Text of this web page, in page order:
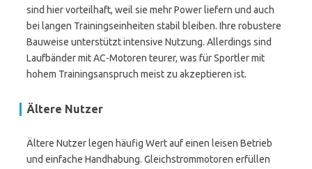
sind hier vorteilhaft, weil sie mehr Power liefern und auch
bei langen Trainingseinheiten stabil bleiben. Ihre robustere
Bauweise unterstützt intensive Nutzung. Allerdings sind
Laufbänder mit AC-Motoren teurer, was für Sportler mit
hohem Trainingsanspruch meist zu akzeptieren ist.
Ältere Nutzer
Ältere Nutzer legen häufig Wert auf einen leisen Betrieb
und einfache Handhabung. Gleichstrommotoren erfüllen